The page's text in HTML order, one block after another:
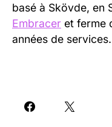
basé à Skövde, en
Embracer et ferme
années de services.